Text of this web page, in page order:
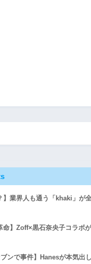
】業界人も通う「khaki」が
命】Zoff×黒石奈央子コラボ
ブンで事件】Hanesが本気出